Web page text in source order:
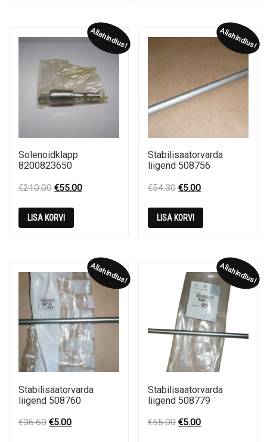
Allahindlus!
Solenoidklapp
8200823650
€210.00 Original
was:
€210.00.
€55.00Current
LISA KORVI
Allahindlus!
Stabilisaatorvarda
liigend 508756
€54.30 Original
was:
€54.30.
€5.00Current
€5.00.
LISA KORVI
Allahindlus!
Stabilisaatorvarda
liigend 508760
€36.60 Original
€5.00Current
Allahindlus!
Stabilisaatorvarda
liigend 508779
€55.00 Original
€5.00Current